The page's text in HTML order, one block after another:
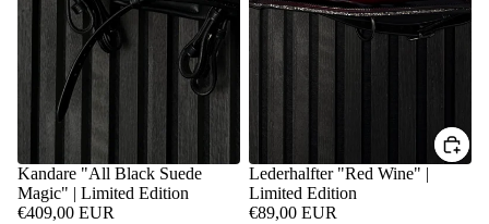
Kandare "All Black Suede
Magic" | Limited Edition
€409,00 EUR
Lederhalfter "Red Wine" |
Limited Edition
€89,00 EUR